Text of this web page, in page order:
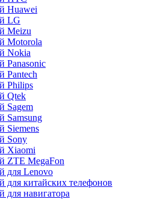
Huawei
LG
Meizu
Motorola
Nokia
Panasonic
Pantech
Philips
Qtek
Sagem
Samsung
Siemens
Sony
Xiaomi
ZTE MegaFon
для Lenovo
для китайских телефонов
для навигатора